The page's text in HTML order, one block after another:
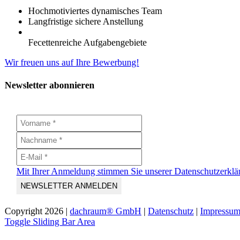
Hochmotiviertes dynamisches Team
Langfristige sichere Anstellung
Fecettenreiche Aufgabengebiete
Wir freuen uns auf Ihre Bewerbung!
Newsletter abonnieren
Mit Ihrer Anmeldung stimmen Sie unserer
Copyright 2026 | dachraum® GmbH | Datenschutz | Impressum
Toggle Sliding Bar Area